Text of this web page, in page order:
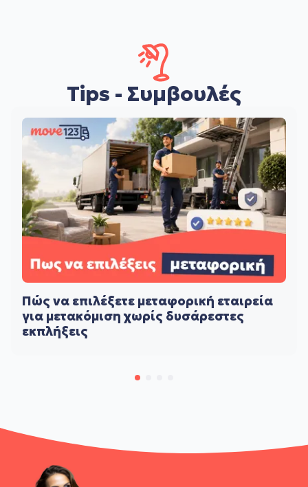
Tips - Συμβουλές
Πώς να επιλέξετε μεταφορική εταιρεία
για μετακόμιση χωρίς δυσάρεστες
εκπλήξεις